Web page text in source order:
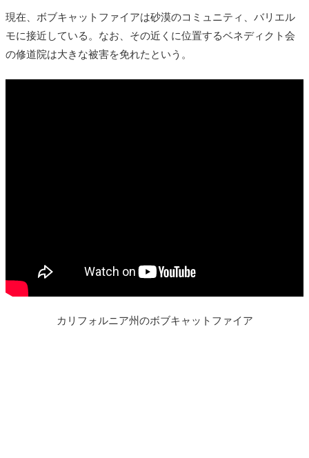
現在、ボブキャットファイアは砂漠のコミュニティ、バリエル
モに接近している。なお、その近くに位置するベネディクト会
の修道院は大きな被害を免れたという。
カリフォルニア州のボブキャットファイア